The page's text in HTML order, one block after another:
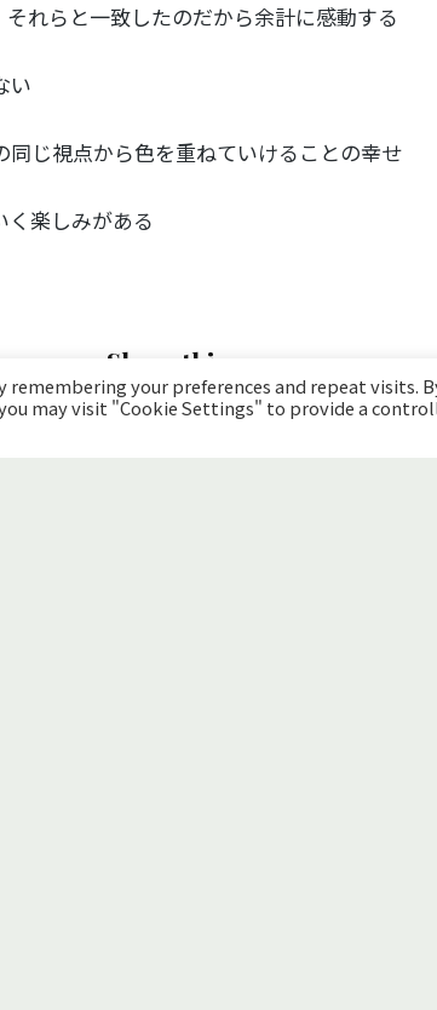
れらと一致したのだから余計に感動する
い
じ視点から色を重ねていけることの幸せ
く楽しみがある
Share this
your preferences and repeat visits.
may visit "Cookie Settings" to provide a